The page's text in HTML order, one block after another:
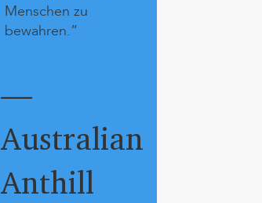
—
Australian
Anthill
Menschen zu
bewahren.”